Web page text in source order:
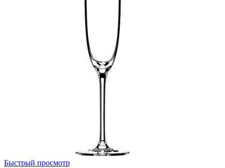
Быстрый просмотр